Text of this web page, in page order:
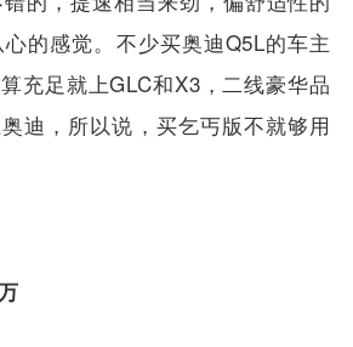
低功率虽然比不上高功率，好在
的，提速相当来劲，偏舒适性的
的感觉。不少买奥迪Q5L的车主
迪，所以说，买乞丐版不就够用